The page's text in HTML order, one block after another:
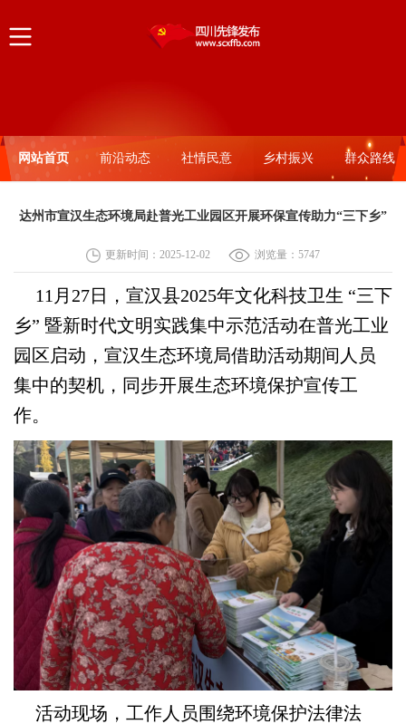
网站首页 前沿动态 社情民意 乡村振兴 群众路线
达州市宣汉生态环境局赴普光工业园区开展环保宣传助力“三下乡”
更新时间：2025-12-02 浏览量： 5747
11月27日，宣汉县2025年文化科技卫生 “三下
乡” 暨新时代文明实践集中示范活动在普光工业
园区启动，宣汉生态环境局借助活动期间人员
集中的契机，同步开展生态环境保护宣传工
作。
活动现场，工作人员围绕环境保护法律法